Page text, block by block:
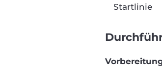
Startlinie